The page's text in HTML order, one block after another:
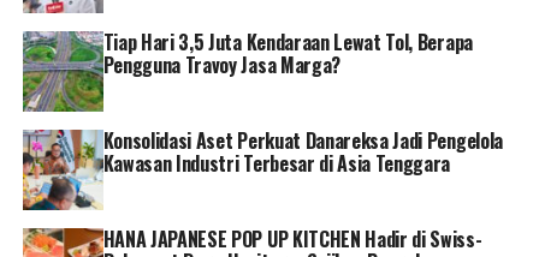
antaranya melalui pengembangan infrastruktur
terintegrasi, perluasan jaringan gas rumah tangga, serta
peningkatan utilisasi aset dan fasilitas energi yang telah
dimiliki Perseroan.
Melalui anak usaha PT Pertamina Gas (Pertagas), PGN
juga dipercaya untuk mengoperasikan Pipa Transmisi
Gas Cirebon–Semarang (CISEM) Tahap II. Infrastruktur
Tiap Hari 3,5 Juta Kendaraan Lewat Tol, Berapa
Pengguna Travoy Jasa Marga?
Konsolidasi Aset Perkuat Danareksa Jadi Pengelola
Kawasan Industri Terbesar di Asia Tenggara
HANA JAPANESE POP UP KITCHEN Hadir di Swiss-